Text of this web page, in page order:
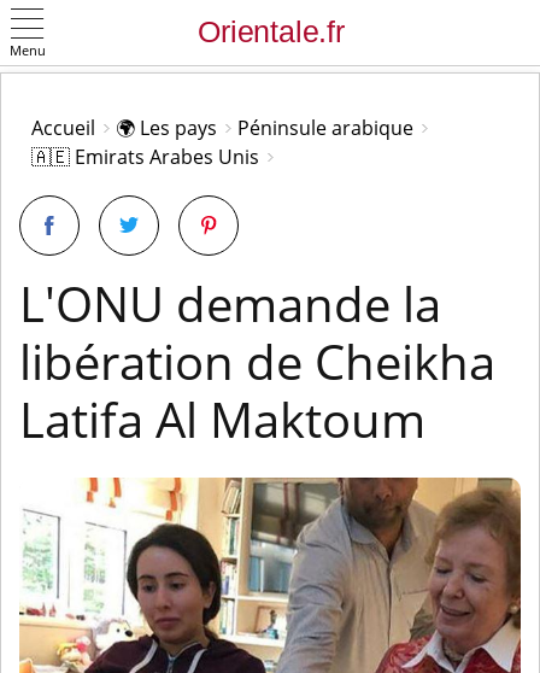
Menu
Accueil 🌍 Les pays
Péninsule arabique
🇦🇪 Emirats Arabes Unis
L'ONU demande la
libération de Cheikha
Latifa Al Maktoum